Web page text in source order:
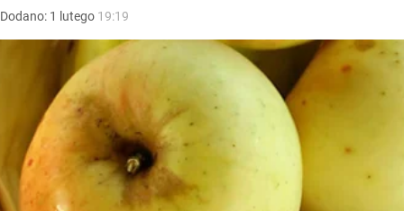
Dodano: 1 lutego 19:19